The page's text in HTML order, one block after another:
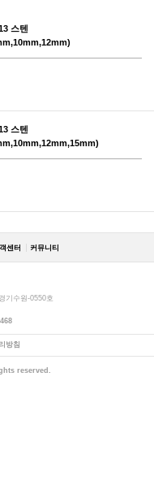
스텐
스텐
센터 커뮤니티
기수원-0550호
방침
reserved.